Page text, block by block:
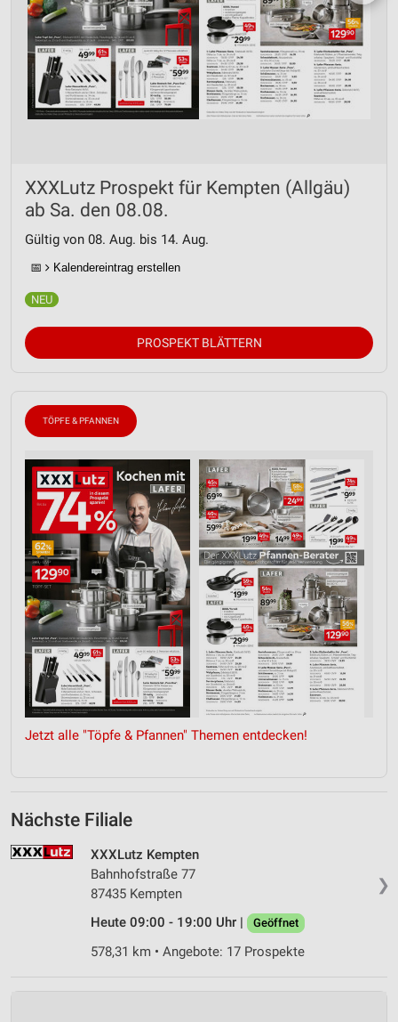
XXXLutz Prospekt für Kempten (Allgäu)
ab Sa. den 08.08.
Gültig von 08. Aug. bis 14. Aug.
📅 Kalendereintrag erstellen
PROSPEKT BLÄTTERN
TÖPFE & PFANNEN
Jetzt alle "Töpfe & Pfannen" Themen entdecken!
Nächste Filiale
❯
XXXLutz Kempten
Bahnhofstraße 77
87435 Kempten
Heute 09:00 - 19:00 Uhr |
Geöffnet
578,31 km • Angebote: 17 Prospekte